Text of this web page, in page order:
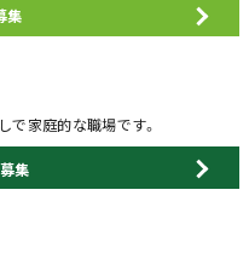
集
で家庭的な職場です。
集